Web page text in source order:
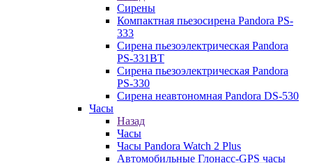
Сирены
Компактная пьезосирена Pandora PS-
333
Сирена пьезоэлектрическая Pandora
PS-331BT
Сирена пьезоэлектрическая Pandora
PS-330
Сирена неавтономная Pandora DS-530
Часы
Назад
Часы
Часы Pandora Watch 2 Plus
Автомобильные Глонасс-GPS часы